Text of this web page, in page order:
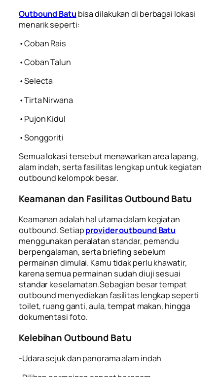
Outbound Batu bisa dilakukan di berbagai lokasi
menarik seperti:
•Coban Rais
•Coban Talun
•Selecta
•Tirta Nirwana
•Pujon Kidul
•Songgoriti
Semua lokasi tersebut menawarkan area lapang,
alam indah, serta fasilitas lengkap untuk kegiatan
outbound kelompok besar.
Keamanan dan Fasilitas Outbound Batu
Keamanan adalah hal utama dalam kegiatan
outbound. Setiapprovider outbound Batu
menggunakan peralatan standar, pemandu
berpengalaman, serta briefing sebelum
permainan dimulai. Kamu tidak perlu khawatir,
karena semua permainan sudah diuji sesuai
standar keselamatan.Sebagian besar tempat
outbound menyediakan fasilitas lengkap seperti
toilet, ruang ganti, aula, tempat makan, hingga
dokumentasi foto.
Kelebihan Outbound Batu
-Udara sejuk dan panorama alam indah